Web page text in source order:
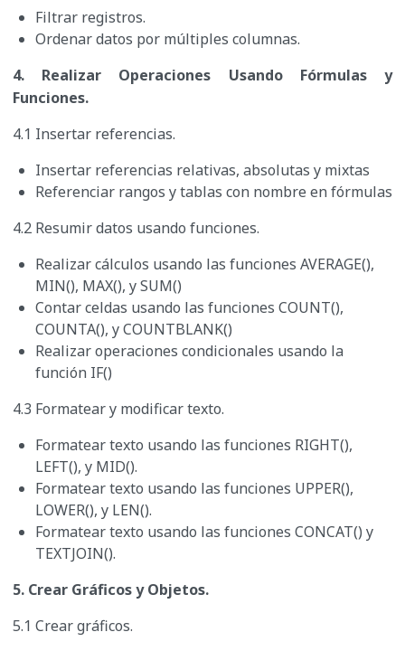
Filtrar registros.
Ordenar datos por múltiples columnas.
4. Realizar Operaciones Usando Fórmulas y
Funciones.
4.1 Insertar referencias.
Insertar referencias relativas, absolutas y mixtas
Referenciar rangos y tablas con nombre en fórmulas
4.2 Resumir datos usando funciones.
Realizar cálculos usando las funciones AVERAGE(),
MIN(), MAX(), y SUM()
Contar celdas usando las funciones COUNT(),
COUNTA(), y COUNTBLANK()
Realizar operaciones condicionales usando la
función IF()
4.3 Formatear y modificar texto.
Formatear texto usando las funciones RIGHT(),
LEFT(), y MID().
Formatear texto usando las funciones UPPER(),
LOWER(), y LEN().
Formatear texto usando las funciones CONCAT() y
TEXTJOIN().
5. Crear Gráficos y Objetos.
5.1 Crear gráficos.